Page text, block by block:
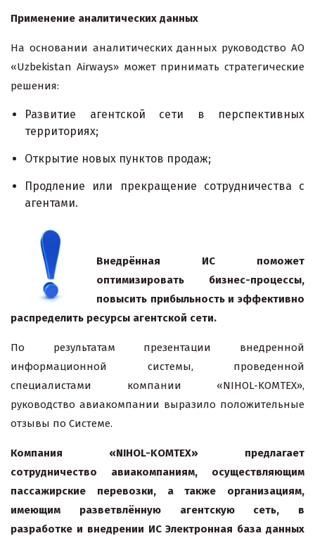
Применение аналитических данных
На основании аналитических данных руководство АО
«Uzbekistan Airways» может принимать стратегические
решения:
Развитие агентской сети в перспективных
территориях;
Открытие новых пунктов продаж;
Продление или прекращение сотрудничества с
агентами.
Внедрённая ИС поможет
оптимизировать бизнес-процессы,
повысить прибыльность и эффективно
распределить ресурсы агентской сети.
По результатам презентации внедренной
информационной системы, проведенной
специалистами компании «NIHOL-KOMTEX»,
руководство авиакомпании выразило положительные
отзывы по Системе.
Компания «NIHOL-KOMTEX» предлагает
сотрудничество авиакомпаниям, осуществляющим
пассажирские перевозки, а также организациям,
имеющим разветвлённую агентскую сеть, в
разработке и внедрении ИС Электронная база данных